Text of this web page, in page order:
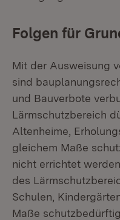
Folgen für
Mit der Ausweisung
sind
und Bauverbote
Lärmschutzbereich
Altenheime,
gleichem Maße
nicht errichtet
des
Schulen,
Maße